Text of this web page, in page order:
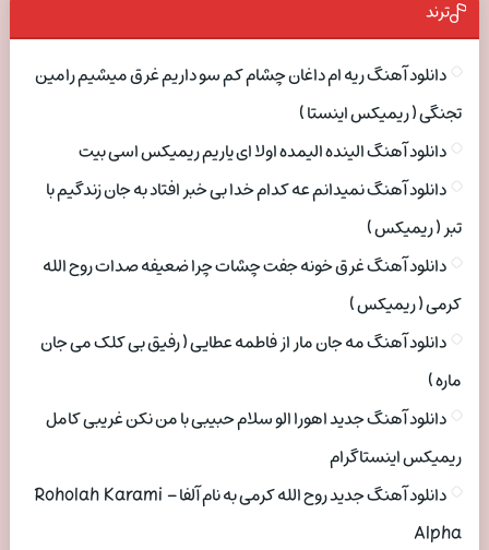
ترند
دانلود آهنگ ریه ام داغان چشام کم سو داریم غرق میشیم رامین
تجنگی ( ریمیکس اینستا )
دانلود آهنگ الینده الیمده اولا ای یاریم ریمیکس اسی بیت
دانلود آهنگ نمیدانم عه کدام خدا بی خبر افتاد به جان زندگیم با
تبر ( ریمیکس )
دانلود آهنگ غرق خونه جفت چشات چرا ضعیفه صدات روح الله
کرمی ( ریمیکس )
دانلود آهنگ مه جان مار از فاطمه عطایی ( رفیق بی کلک می جان
ماره )
دانلود آهنگ جدید اهورا الو سلام حبیبی با من نکن غریبی کامل
ریمیکس اینستاگرام
دانلود آهنگ جدید روح الله کرمی به نام آلفا Roholah Karami –
Alpha